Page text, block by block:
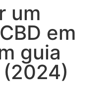
um
em
guia